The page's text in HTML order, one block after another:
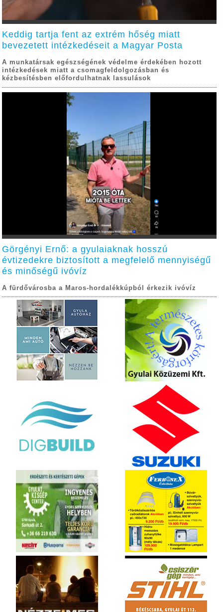
Keddig tartja fent az extrém hőség miatt
bevezetett intézkedéseit a Magyar Posta
A munkatársak egészségének védelme érdekében hozott
intézkedések miatt a csomagfeldolgozásban és
kézbesítésben előfordulhatnak lassulások
Görgényi Ernő: a gyulaiaknak hosszú
évtizedekre biztosított a megfelelő mennyiségű
és minőségű ivóvíz
A fürdővárosba a Maros-hordalékkúpból érkezik ivóvíz